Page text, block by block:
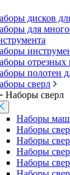
дисков
для
отрезных
полотен
сверл
Наборы сверл
Наборы
Наборы
Наборы
Наборы
Наборы